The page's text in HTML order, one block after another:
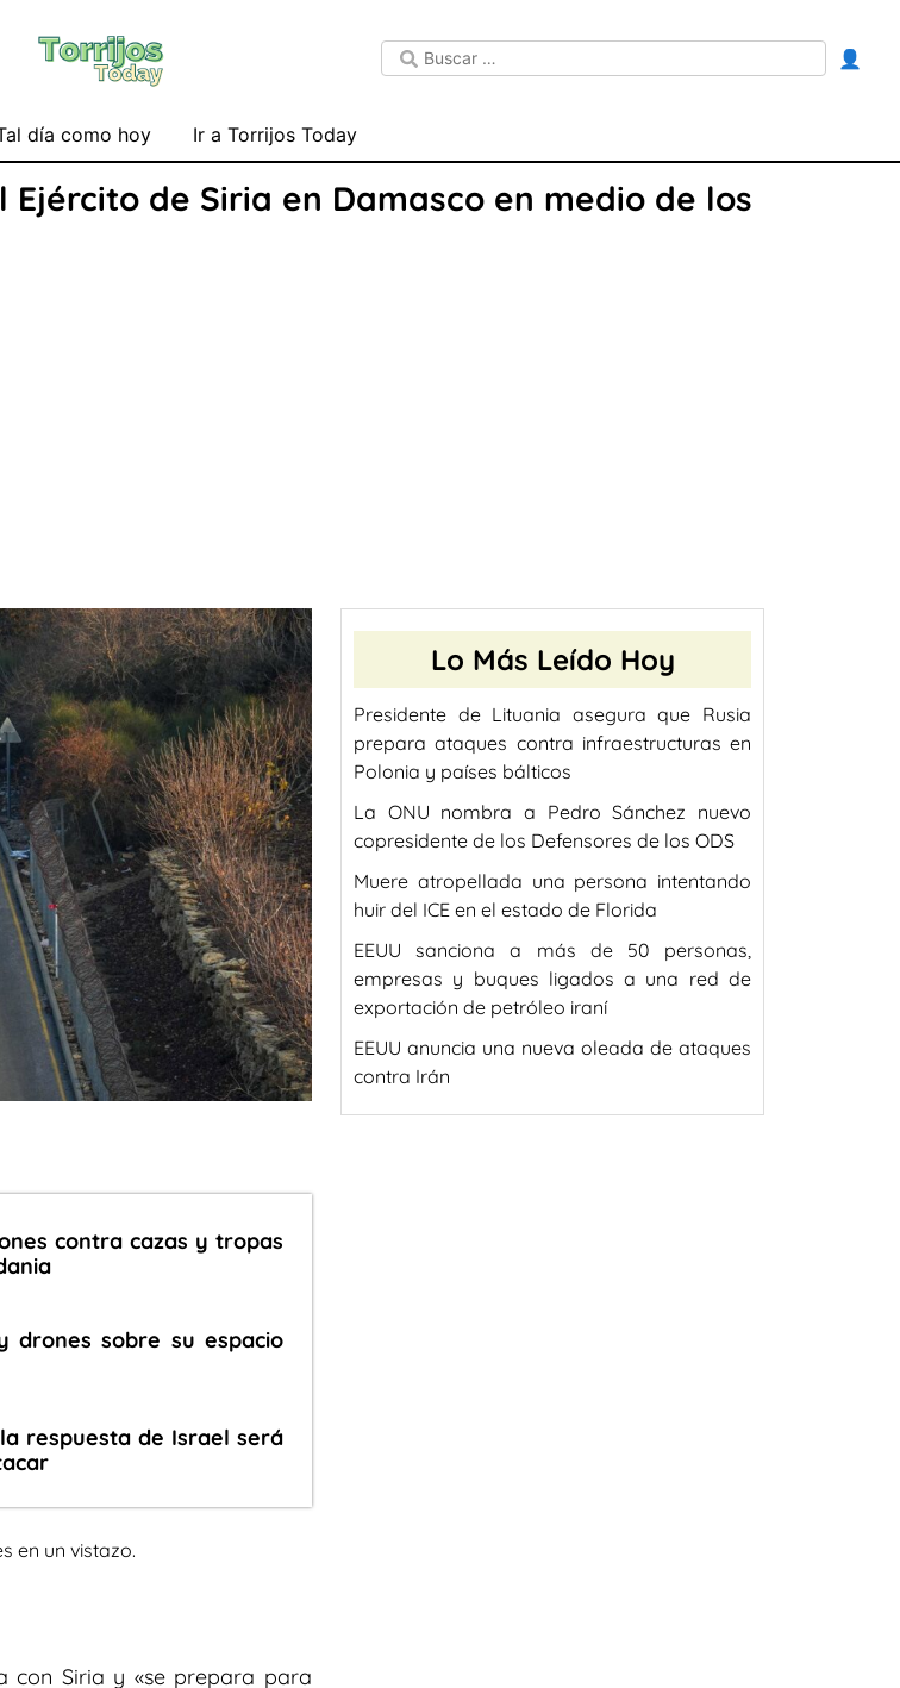
👤
día como hoy Ir a Torrijos Today
de Siria en Damasco en medio de los
contra cazas y tropas
drones sobre su espacio
respuesta de Israel será
en un vistazo.
con Siria y «se prepara para
Lo Más Leído Hoy
Presidente de Lituania asegura que Rusia
prepara ataques contra infraestructuras en
Polonia y países bálticos
La ONU nombra a Pedro Sánchez nuevo
copresidente de los Defensores de los ODS
Muere atropellada una persona intentando
huir del ICE en el estado de Florida
EEUU sanciona a más de 50 personas,
empresas y buques ligados a una red de
exportación de petróleo iraní
EEUU anuncia una nueva oleada de ataques
contra Irán